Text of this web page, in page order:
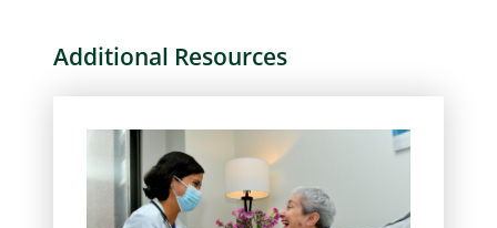
Additional Resources